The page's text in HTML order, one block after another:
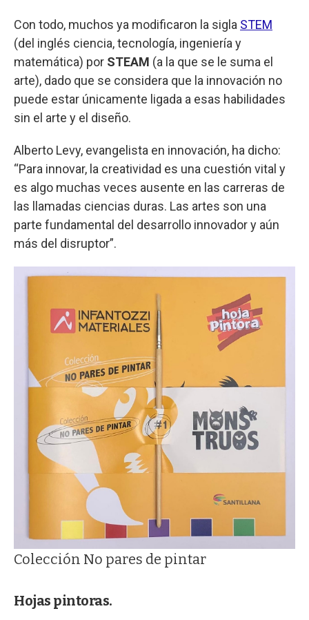
Con todo, muchos ya modificaron la sigla STEM
(del inglés ciencia, tecnología, ingeniería y
matemática) por STEAM (a la que se le suma el
arte), dado que se considera que la innovación no
puede estar únicamente ligada a esas habilidades
sin el arte y el diseño.
Alberto Levy, evangelista en innovación, ha dicho:
“Para innovar, la creatividad es una cuestión vital y
es algo muchas veces ausente en las carreras de
las llamadas ciencias duras. Las artes son una
parte fundamental del desarrollo innovador y aún
más del disruptor”.
Colección No pares de pintar
Hojas pintoras.